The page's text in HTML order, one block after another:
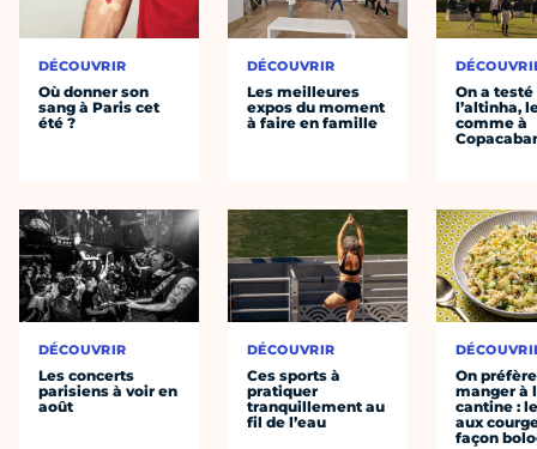
DÉCOUVRIR
Où donner son
sang à Paris cet
été ?
DÉCOUVRIR
Les concerts
parisiens à voir en
août
DÉCOUVRIR
Les meilleures
expos du moment
à faire en famille
DÉCOUVRIR
Ces sports à
pratiquer
tranquillement au
fil de l’eau
On a testé
l’altinha,
comme à
On préfère
manger à
cantine :
aux
façon